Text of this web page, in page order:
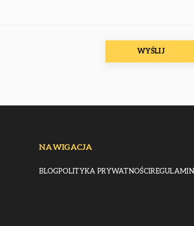
NAWIGACJA
BLOGPOLITYKA PRYWATNOŚCIREGULAMIN